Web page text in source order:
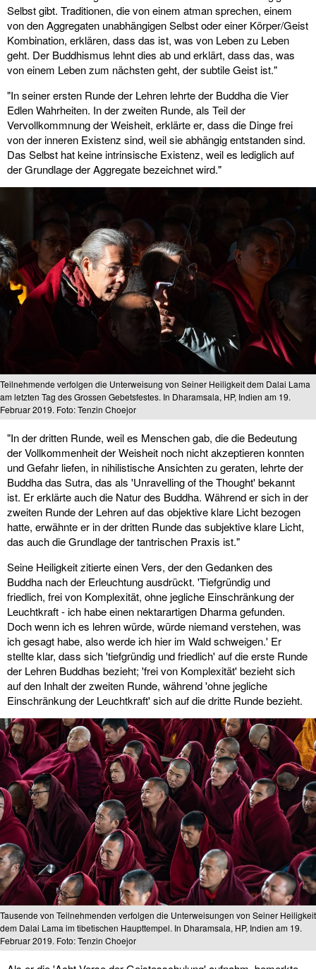
Selbst gibt. Traditionen, die von einem atman sprechen, einem
von den Aggregaten unabhängigen Selbst oder einer Körper/Geist
Kombination, erklären, dass das ist, was von Leben zu Leben
geht. Der Buddhismus lehnt dies ab und erklärt, dass das, was
von einem Leben zum nächsten geht, der subtile Geist ist."
"In seiner ersten Runde der Lehren lehrte der Buddha die Vier
Edlen Wahrheiten. In der zweiten Runde, als Teil der
Vervollkommnung der Weisheit, erklärte er, dass die Dinge frei
von der inneren Existenz sind, weil sie abhängig entstanden sind.
Das Selbst hat keine intrinsische Existenz, weil es lediglich auf
der Grundlage der Aggregate bezeichnet wird."
Teilnehmende verfolgen die Unterweisung von Seiner Heiligkeit dem Dalai Lama
am letzten Tag des Grossen Gebetsfestes. In Dharamsala, HP, Indien am 19.
Februar 2019. Foto: Tenzin Choejor
"In der dritten Runde, weil es Menschen gab, die die Bedeutung
der Vollkommenheit der Weisheit noch nicht akzeptieren konnten
und Gefahr liefen, in nihilistische Ansichten zu geraten, lehrte der
Buddha das Sutra, das als 'Unravelling of the Thought' bekannt
ist. Er erklärte auch die Natur des Buddha. Während er sich in der
zweiten Runde der Lehren auf das objektive klare Licht bezogen
hatte, erwähnte er in der dritten Runde das subjektive klare Licht,
das auch die Grundlage der tantrischen Praxis ist."
Seine Heiligkeit zitierte einen Vers, der den Gedanken des
Buddha nach der Erleuchtung ausdrückt. 'Tiefgründig und
friedlich, frei von Komplexität, ohne jegliche Einschränkung der
Leuchtkraft - ich habe einen nektarartigen Dharma gefunden.
Doch wenn ich es lehren würde, würde niemand verstehen, was
ich gesagt habe, also werde ich hier im Wald schweigen.' Er
stellte klar, dass sich 'tiefgründig und friedlich' auf die erste Runde
der Lehren Buddhas bezieht; 'frei von Komplexität' bezieht sich
auf den Inhalt der zweiten Runde, während 'ohne jegliche
Einschränkung der Leuchtkraft' sich auf die dritte Runde bezieht.
Tausende von Teilnehmenden verfolgen die Unterweisungen von Seiner Heiligkeit
dem Dalai Lama im tibetischen Haupttempel. In Dharamsala, HP, Indien am 19.
Februar 2019. Foto: Tenzin Choejor